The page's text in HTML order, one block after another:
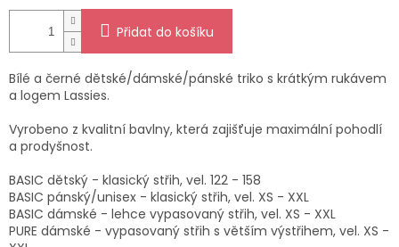
Přidat do košíku
Bílé a černé dětské/dámské/pánské triko s krátkým rukávem
a logem Lassies.
Vyrobeno z kvalitní bavlny, která zajišťuje maximální pohodlí
a prodyšnost.
BASIC dětský - klasický střih, vel. 122 - 158
BASIC pánský/unisex - klasický střih, vel. XS - XXL
BASIC dámské - lehce vypasovaný střih, vel. XS - XXL
PURE dámské - vypasovaný střih s větším výstřihem, vel. XS -